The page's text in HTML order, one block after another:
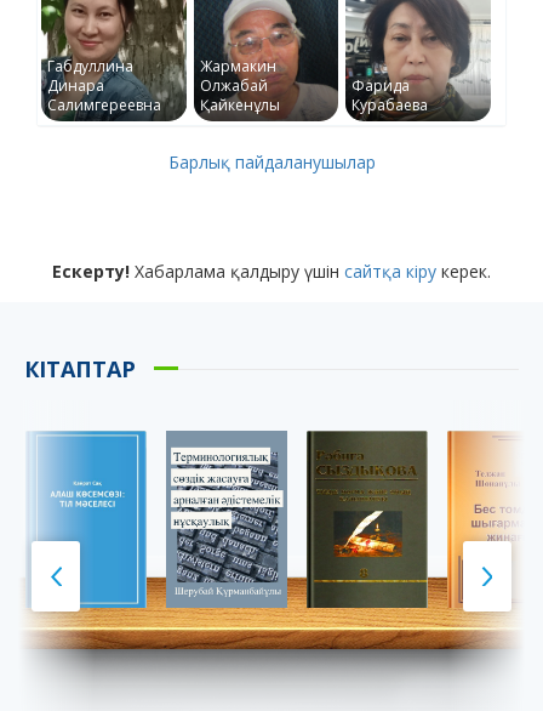
Габдуллина
Динара
Салимгереевна
Жармакин
Олжабай
Қайкенұлы
Фарида
Курабаева
Барлық пайдаланушылар
Ескерту! Хабарлама қалдыру үшін сайтқа кіру керек.
КІТАПТАР